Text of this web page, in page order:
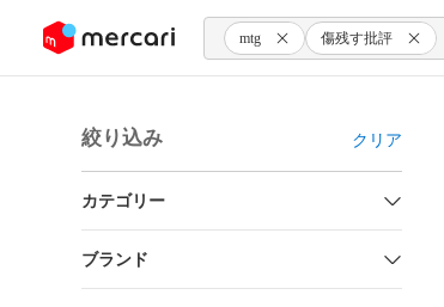
ツにスキップ mtg 傷残す批評
絞り込み クリア
カテゴリー
ブランド